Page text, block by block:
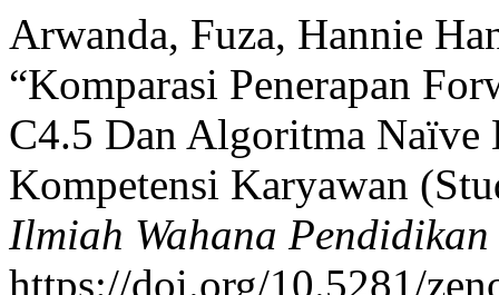
Arwanda, Fuza, Hannie
“Komparasi Penerapan
C4.5 Dan Algoritma
Kompetensi Karyawan
Ilmiah Wahana Pendidikan
https://doi.org/10.5281/